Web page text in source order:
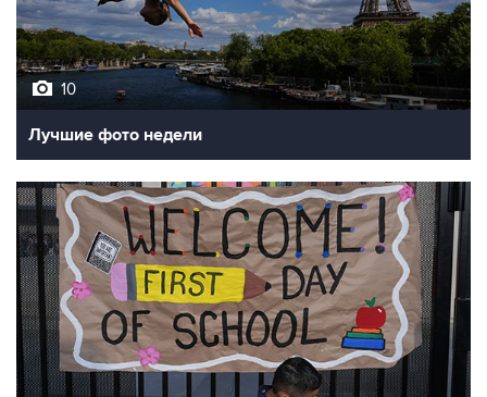
10
Лучшие фото недели